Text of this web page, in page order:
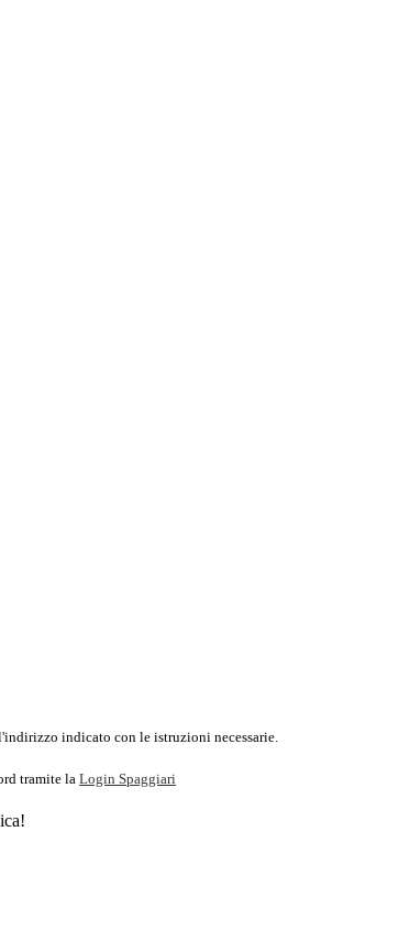
indicato con le istruzioni necessarie.
tramite la Login Spaggiari